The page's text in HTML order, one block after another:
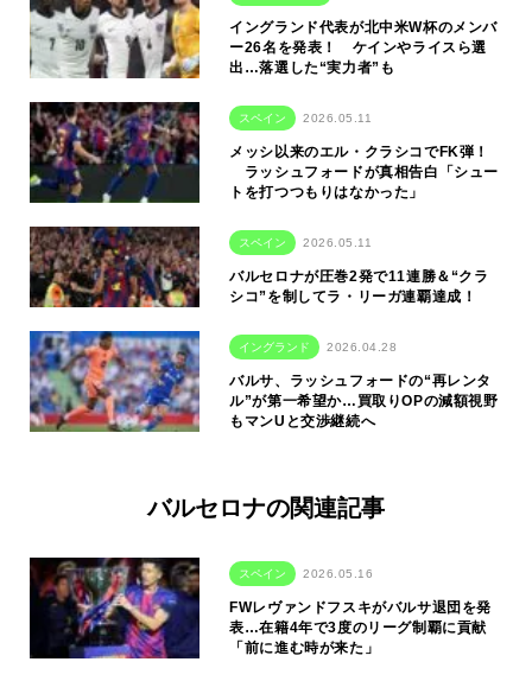
イングランド代表が北中米W杯のメンバ
ー26名を発表！ ケインやライスら選
出…落選した“実力者”も
スペイン 2026.05.11
メッシ以来のエル・クラシコでFK弾！
ラッシュフォードが真相告白「シュー
トを打つつもりはなかった」
スペイン 2026.05.11
バルセロナが圧巻2発で11連勝＆“クラ
シコ”を制してラ・リーガ連覇達成！
イングランド 2026.04.28
バルサ、ラッシュフォードの“再レンタ
ル”が第一希望か…買取りOPの減額視野
もマンUと交渉継続へ
バルセロナの関連記事
スペイン 2026.05.16
FWレヴァンドフスキがバルサ退団を発
表…在籍4年で3度のリーグ制覇に貢献
「前に進む時が来た」